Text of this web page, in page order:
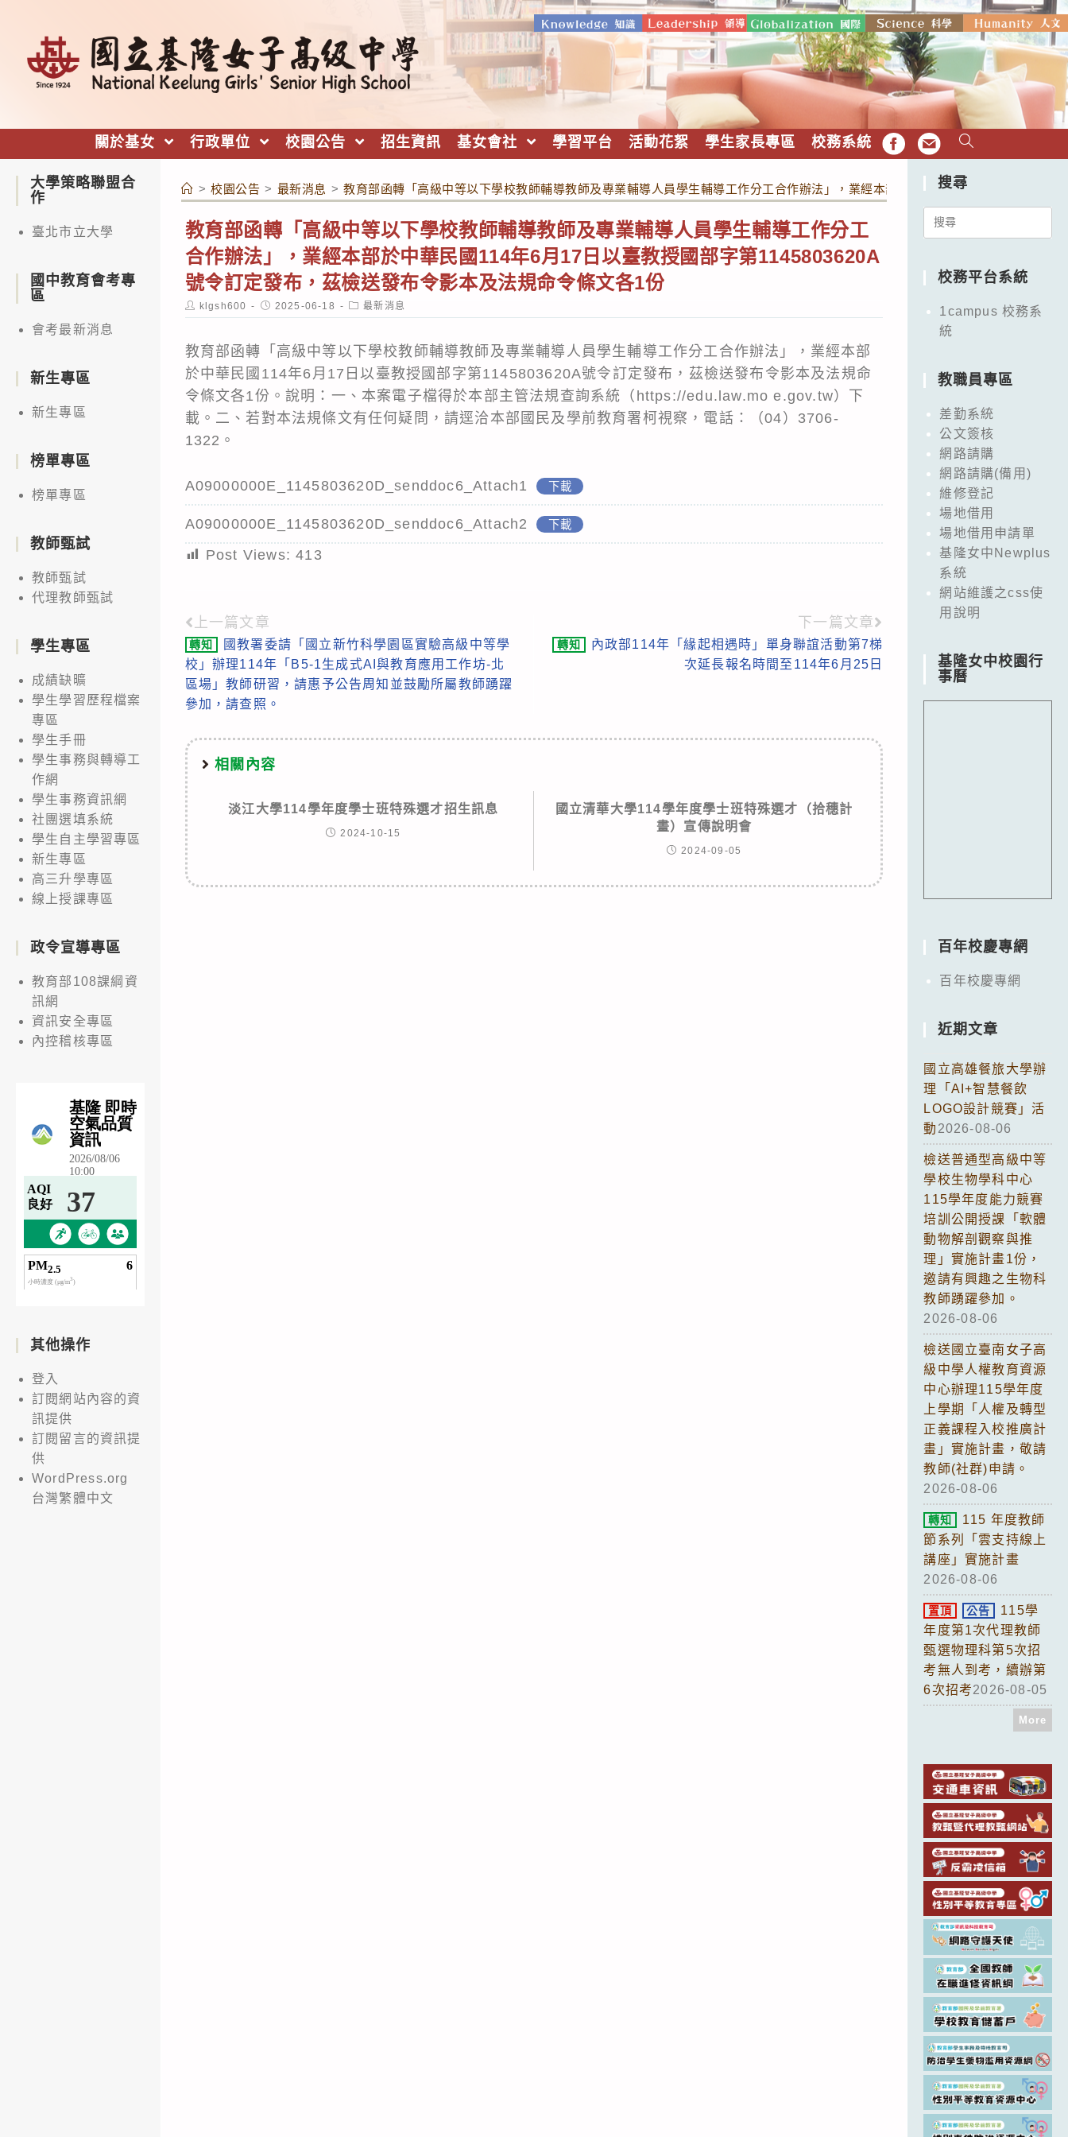
關於基女 行政單位 校園公告 招生資訊 基女會社 學習平台 活動花絮 學生家長專區 校務系統 FB EMAIL
> 校園公告 > 最新消息 > 教育部函轉「高級中等以下學校教師輔導教師及專業輔導人員學生輔導工作分工合作辦法」，業經本部於中華民國114年6月17日以
教育部函轉「高級中等以下學校教師輔導教師及專業輔導人員學生輔導工作分工
合作辦法」，業經本部於中華民國114年6月17日以臺教授國部字第1145803620A
號令訂定發布，茲檢送發布令影本及法規命令條文各1份
Post
author:
klgsh600
Post
published:
2025-06-18
Post
category:
最新消息
教育部函轉「高級中等以下學校教師輔導教師及專業輔導人員學生輔導工作分工合作辦法」，業經本部
於中華民國114年6月17日以臺教授國部字第1145803620A號令訂定發布，茲檢送發布令影本及法規命
令條文各1份。說明：一、本案電子檔得於本部主管法規查詢系統（ https://edu.law.mo e.gov.tw）下
載。二、若對本法規條文有任何疑問，請逕洽本部國民及學前教育署柯視察，電話：（04）3706-
1322。
A09000000E_1145803620D_senddoc6_Attach1 下載
A09000000E_1145803620D_senddoc6_Attach2 下載
Post Views: 413
Read
more
articles
上一篇文章
轉知
國教署委請「國立新竹科學園區實驗高級中等學
校」辦理114年「B5-1生成式AI與教育應用工作坊-北
區場」教師研習，請惠予公告周知並鼓勵所屬教師踴躍
參加，請查照。
下一篇文章
轉知
內政部114年「緣起相遇時」單身聯誼活動第7梯
次延長報名時間至114年6月25日
相關內容
淡江大學114學年度學士班特殊選才招生訊息
2024-10-15
國立清華大學114學年度學士班特殊選才（拾穗計
畫）宣傳說明會
2024-09-05
大學策略聯盟合
作
臺北市立大學
國中教育會考專
區
會考最新消息
新生專區
新生專區
榜單專區
榜單專區
教師甄試
教師甄試
代理教師甄試
學生專區
成績缺曠
學生學習歷程檔案
專區
學生手冊
學生事務與轉導工
作網
學生事務資訊網
社團選填系統
學生自主學習專區
新生專區
高三升學專區
線上授課專區
政令宣導專區
教育部108課綱資
訊網
資訊安全專區
內控稽核專區
其他操作
登入
訂閱網站內容的資
訊提供
訂閱留言的資訊提
供
WordPress.org
台灣繁體中文
搜尋
Search
校務平台系統
1campus 校務系
統
教職員專區
差勤系統
公文簽核
網路請購
網路請購(備用)
維修登記
場地借用
場地借用申請單
基隆女中Newplus
系統
網站維護之css使
用說明
基隆女中校園行
事曆
百年校慶專網
百年校慶專網
近期文章
國立高雄餐旅大學辦
理「AI+智慧餐飲
LOGO設計競賽」活
動 2026-08-06
檢送普通型高級中等
學校生物學科中心
115學年度能力競賽
培訓公開授課「軟體
動物解剖觀察與推
理」實施計畫1份，
邀請有興趣之生物科
教師踴躍參加。
2026-08-06
檢送國立臺南女子高
級中學人權教育資源
中心辦理115學年度
上學期「人權及轉型
正義課程入校推廣計
畫」實施計畫，敬請
教師(社群)申請。
2026-08-06
轉知
115 年度教師
節系列「雲支持線上
講座」實施計畫
2026-08-06
置頂 公告
115學
年度第1次代理教師
甄選物理科第5次招
考無人到考，續辦第
6次招考2026-08-05
More